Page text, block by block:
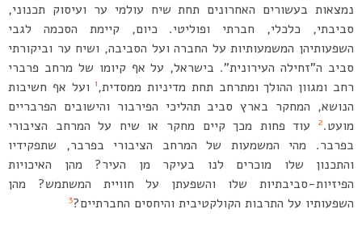
נמצאות בעשורים האחרונים תחת שיח עולמי ער ועיסוק תכנוני,
סביבתי, כלכלי, חברתי ופוליטי. כיום, קיימת הסכמה לגבי
השפעותיהן המשמעותיות על החברה ועל הסביבה, ושיח ער וביקורתי
סביב ה”זחילה העירונית”. בישראל, על אף קיומו של מרחב פרברי
רחב ומגוון ההולך ומתרחב תחת מדיניות ממסדית,1ועל אף חשיבות
הנושא, המחקר בארץ סביב תהליכי הפירבור והישובים הפרבריים
מועט.2
עוד פחות מכך קיים מחקר או שיח על המרחב הציבורי
בפרבר. מהי המשמעות של המרחב הציבורי בפרבר, שתפקידיו
והתכנון שלו מוכרים לנו בעיקר מן העיר? מהן האיכויות
הפיזיות-סביבתיות שלו והשפעתן על חוויית המשתמש? מהן
השפעותיו על התרבות הקולקטיבית והיחסים החברתיים?3